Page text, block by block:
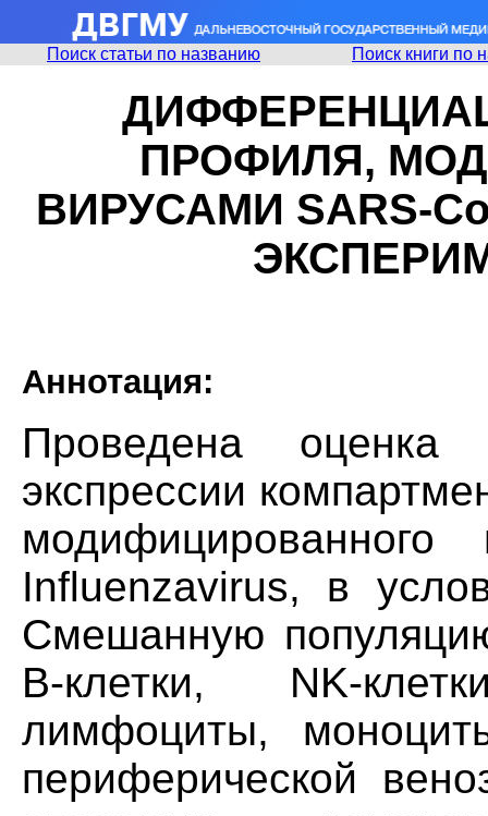
Поиск статьи по названию Поиск книги по
ПРОФИЛЯ,
ВИРУСАМИ SARS-
Аннотация:
Проведена оценка
экспрессии
Influenzavirus, в
Смешанную
В-клетки, NK-
лимфоциты,
периферической